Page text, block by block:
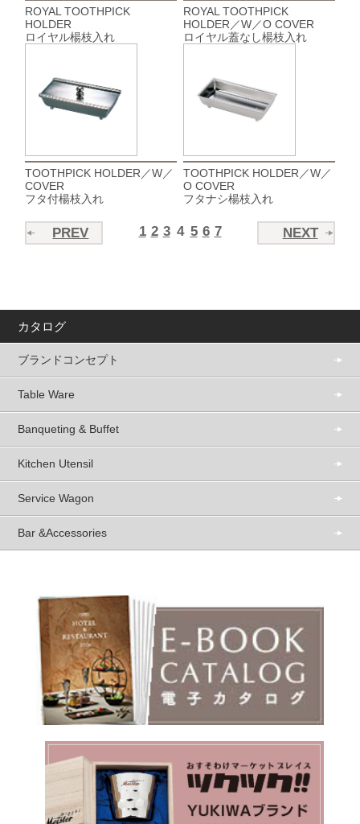
ROYAL TOOTHPICK
HOLDER
ロイヤル楊枝入れ
ROYAL TOOTHPICK
HOLDER／W／O COVER
ロイヤル蓋なし楊枝入れ
TOOTHPICK HOLDER／W／
COVER
フタ付楊枝入れ
TOOTHPICK HOLDER／W／
O COVER
フタナシ楊枝入れ
PREV 1 2 3 4 5 6 7 NEXT
カタログ
ブランドコンセプト
Table Ware
Banqueting & Buffet
Kitchen Utensil
Service Wagon
Bar &Accessories